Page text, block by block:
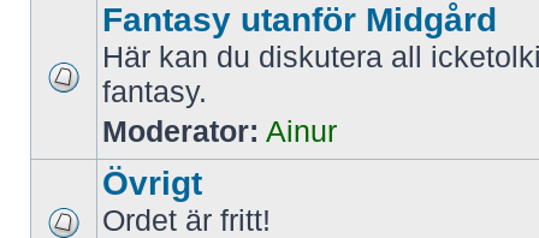
Fantasy utanför Midgård
Här kan du diskutera all
fantasy.
Moderator: Ainur
Övrigt
Ordet är fritt!